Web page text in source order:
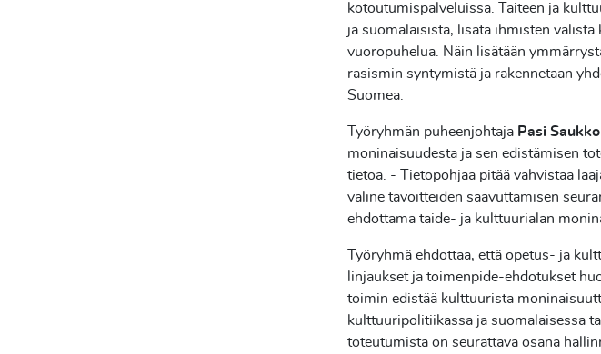
kotoutumispalveluissa. Taiteen ja
ja suomalaisista, lisätä ihmisten
vuoropuhelua. Näin lisätään
rasismin syntymistä ja rakennetaan
Suomea.
Työryhmän puheenjohtaja Pasi
moninaisuudesta ja sen edistämisen
tietoa. - Tietopohjaa pitää vahvistaa
väline tavoitteiden saavuttamisen
ehdottama taide- ja kulttuurialan
Työryhmä ehdottaa, että opetus- ja
linjaukset ja toimenpide-ehdotukset
toimin edistää kulttuurista
kulttuuripolitiikassa ja suomalaisessa
toteutumista on seurattava osana